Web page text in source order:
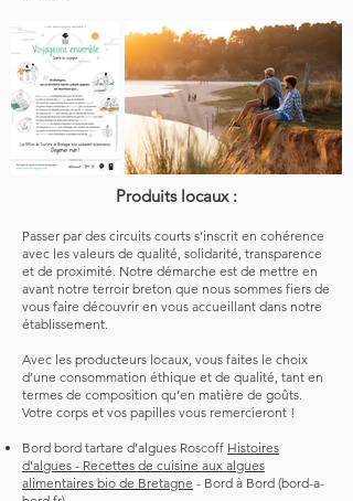
Produits locaux:
Passer par des circuits courts s’inscrit en cohérence
avec les valeurs de qualité, solidarité, transparence
et de proximité. Notre démarche est de mettre en
avant notre terroir breton que nous sommes fiers de
vous faire découvrir en vous accueillant dans notre
établissement.
Avec les producteurs locaux, vous faites le choix
d’une consommation éthique et de qualité, tant en
termes de composition qu’en matière de goûts.
Votre corps et vos papilles vous remercieront !
Bord bord tartare d’algues Roscoff Histoires
d'algues - Recettes de cuisine aux algues
alimentaires bio de Bretagne - Bord à Bord (bord-a-